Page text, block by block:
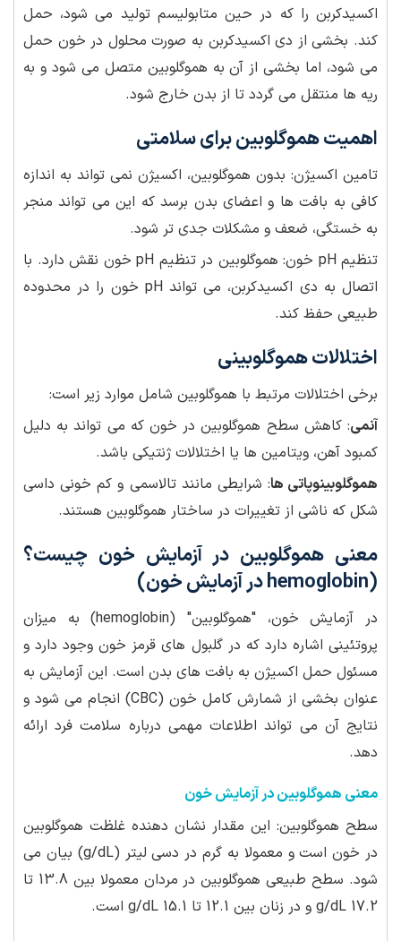
اکسیدکربن را که در حین متابولیسم تولید می شود، حمل
کند. بخشی از دی اکسیدکربن به صورت محلول در خون حمل
می شود، اما بخشی از آن به هموگلوبین متصل می شود و به
ریه ها منتقل می گردد تا از بدن خارج شود.
اهمیت هموگلوبین برای سلامتی
تامین اکسیژن: بدون هموگلوبین، اکسیژن نمی تواند به اندازه
کافی به بافت ها و اعضای بدن برسد که این می تواند منجر
به خستگی، ضعف و مشکلات جدی تر شود.
تنظیم pH خون: هموگلوبین در تنظیم pH خون نقش دارد. با
اتصال به دی اکسیدکربن، می تواند pH خون را در محدوده
طبیعی حفظ کند.
اختلالات هموگلوبینی
برخی اختلالات مرتبط با هموگلوبین شامل موارد زیر است:
آنمی: کاهش سطح هموگلوبین در خون که می تواند به دلیل
کمبود آهن، ویتامین ها یا اختلالات ژنتیکی باشد.
هموگلوبینوپاتی ها: شرایطی مانند تالاسمی و کم خونی داسی
شکل که ناشی از تغییرات در ساختار هموگلوبین هستند.
معنی هموگلوبین در آزمایش خون چیست؟
(hemoglobin در آزمایش خون)
در آزمایش خون، "هموگلوبین" (hemoglobin) به میزان
پروتئینی اشاره دارد که در گلبول های قرمز خون وجود دارد و
مسئول حمل اکسیژن به بافت های بدن است. این آزمایش به
عنوان بخشی از شمارش کامل خون (CBC) انجام می شود و
نتایج آن می تواند اطلاعات مهمی درباره سلامت فرد ارائه
دهد.
معنی هموگلوبین در آزمایش خون
سطح هموگلوبین: این مقدار نشان دهنده غلظت هموگلوبین
در خون است و معمولا به گرم در دسی لیتر (g/dL) بیان می
شود. سطح طبیعی هموگلوبین در مردان معمولا بین 13.8 تا
17.2 g/dL و در زنان بین 12.1 تا 15.1 g/dL است.